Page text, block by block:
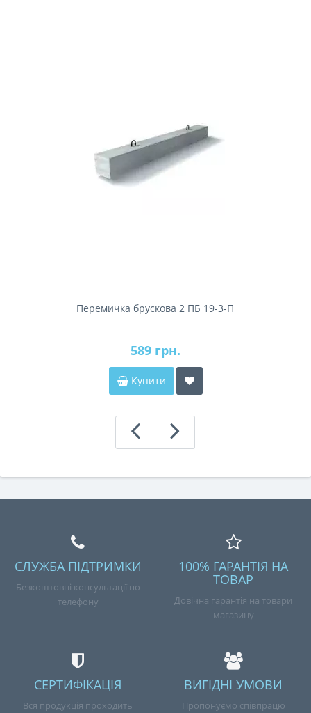
Перемичка брускова 2 ПБ 19-3-П
589 грн.
Купити
СЛУЖБА ПІДТРИМКИ
Безкоштовні консультації по
телефону
100% ГАРАНТІЯ НА
ТОВАР
Довічна гарантія на товари
магазину
СЕРТИФІКАЦІЯ
Вся продукція проходить
ВИГІДНІ УМОВИ
Пропонуємо співпрацю